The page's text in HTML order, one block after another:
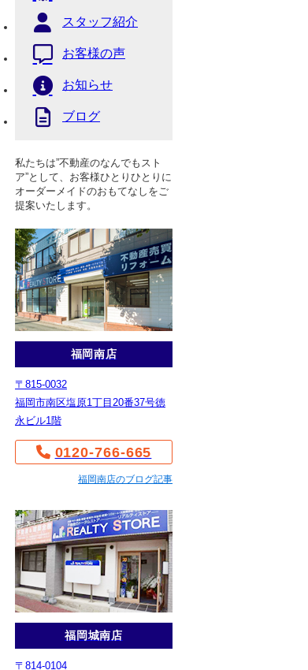
スタッフ紹介
お客様の声
お知らせ
ブログ
私たちは”不動産のなんでもスト
ア”として、お客様ひとりひとりに
オーダーメイドのおもてなしをご
提案いたします。
福岡南店
〒815-0032
福岡市南区塩原1丁目20番37号徳
永ビル1階
0120-766-665
福岡南店のブログ記事
福岡城南店
〒814-0104